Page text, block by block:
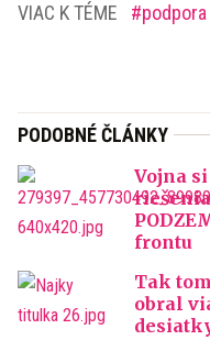
VIAC K TÉME podpora
PODOBNÉ ČLÁNKY
Vojna
frontu
Tak
obral